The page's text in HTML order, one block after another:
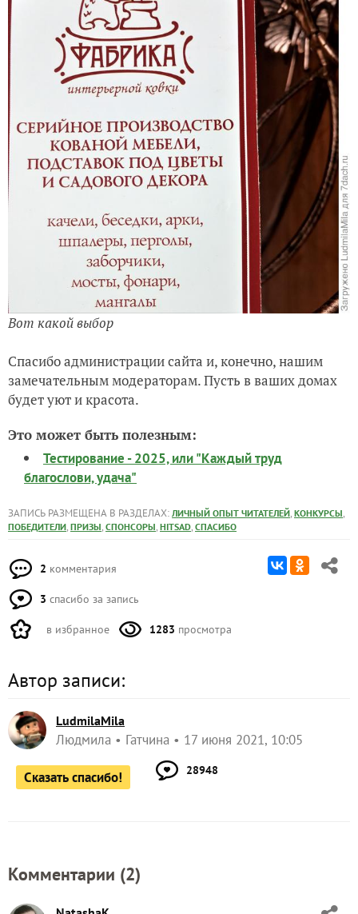
Вот какой выбор
Спасибо администрации сайта и, конечно, нашим
замечательным модераторам. Пусть в ваших домах
будет уют и красота.
Это может быть полезным:
Тестирование - 2025, или "Каждый труд
благослови, удача"
ЗАПИСЬ РАЗМЕЩЕНА В РАЗДЕЛАХ: ЛИЧНЫЙ ОПЫТ ЧИТАТЕЛЕЙ, КОНКУРСЫ,
ПОБЕДИТЕЛИ, ПРИЗЫ, СПОНСОРЫ, HITSAD, СПАСИБО
2 комментария
3 спасибо за запись
в избранное 1283 просмотра
Автор записи:
LudmilaMila
Людмила Гатчина 17 июня 2021, 10:05
Сказать спасибо! 28948
Комментарии (2)